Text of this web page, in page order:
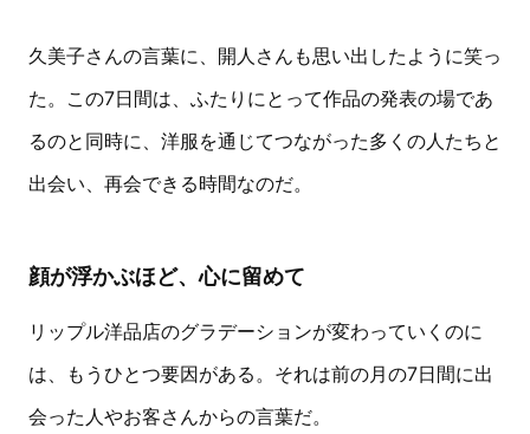
久美子さんの言葉に、開人さんも思い出したように笑っ
た。この7日間は、ふたりにとって作品の発表の場であ
るのと同時に、洋服を通じてつながった多くの人たちと
出会い、再会できる時間なのだ。
顔が浮かぶほど、心に留めて
リップル洋品店のグラデーションが変わっていくのに
は、もうひとつ要因がある。それは前の月の7日間に出
会った人やお客さんからの言葉だ。